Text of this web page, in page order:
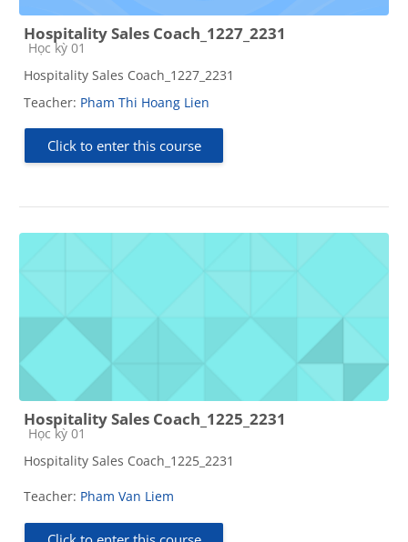
Hospitality Sales Coach_1227_2231
Course category
Học kỳ 01
Hospitality Sales Coach_1227_2231
Teacher: Pham Thi Hoang Lien
Click to enter this course
Hospitality Sales Coach_1225_2231
Course category
Học kỳ 01
Hospitality Sales Coach_1225_2231
Teacher: Pham Van Liem